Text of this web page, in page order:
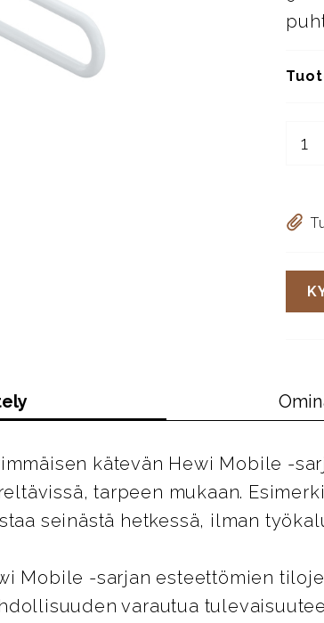
kätevän Hewi Mobile -
tarpeen mukaan.
seinästä hetkessä, ilman
Mobile -sarjan esteettömien
varautua